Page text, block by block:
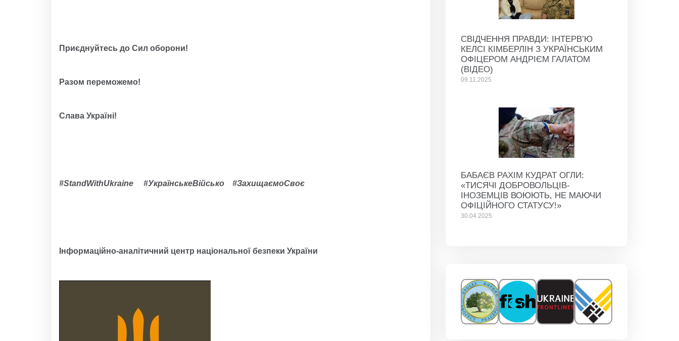
Приєднуйтесь до Сил оборони!
Разом переможемо!
Слава Україні!
#StandWithUkraine #УкраїнськеВійсько #ЗахищаємоСвоє
Інформаційно-аналітичний центр національної безпеки України
СВІДЧЕННЯ ПРАВДИ: ІНТЕРВ’Ю
КЕЛСІ КІМБЕРЛІН З УКРАЇНСЬКИМ
ОФІЦЕРОМ АНДРІЄМ ГАЛАТОМ
(ВІДЕО)
09.11.2025
БАБАЄВ РАХІМ КУДРАТ ОГЛИ:
«ТИСЯЧІ ДОБРОВОЛЬЦІВ-
ІНОЗЕМЦІВ ВОЮЮТЬ, НЕ МАЮЧИ
ОФІЦІЙНОГО СТАТУСУ!»
30.04.2025